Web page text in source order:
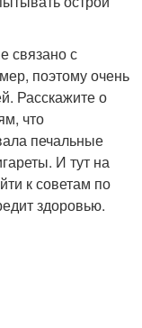
связано с
поэтому очень
Расскажите о
что
печальные
И тут на
к советам по
здоровью.